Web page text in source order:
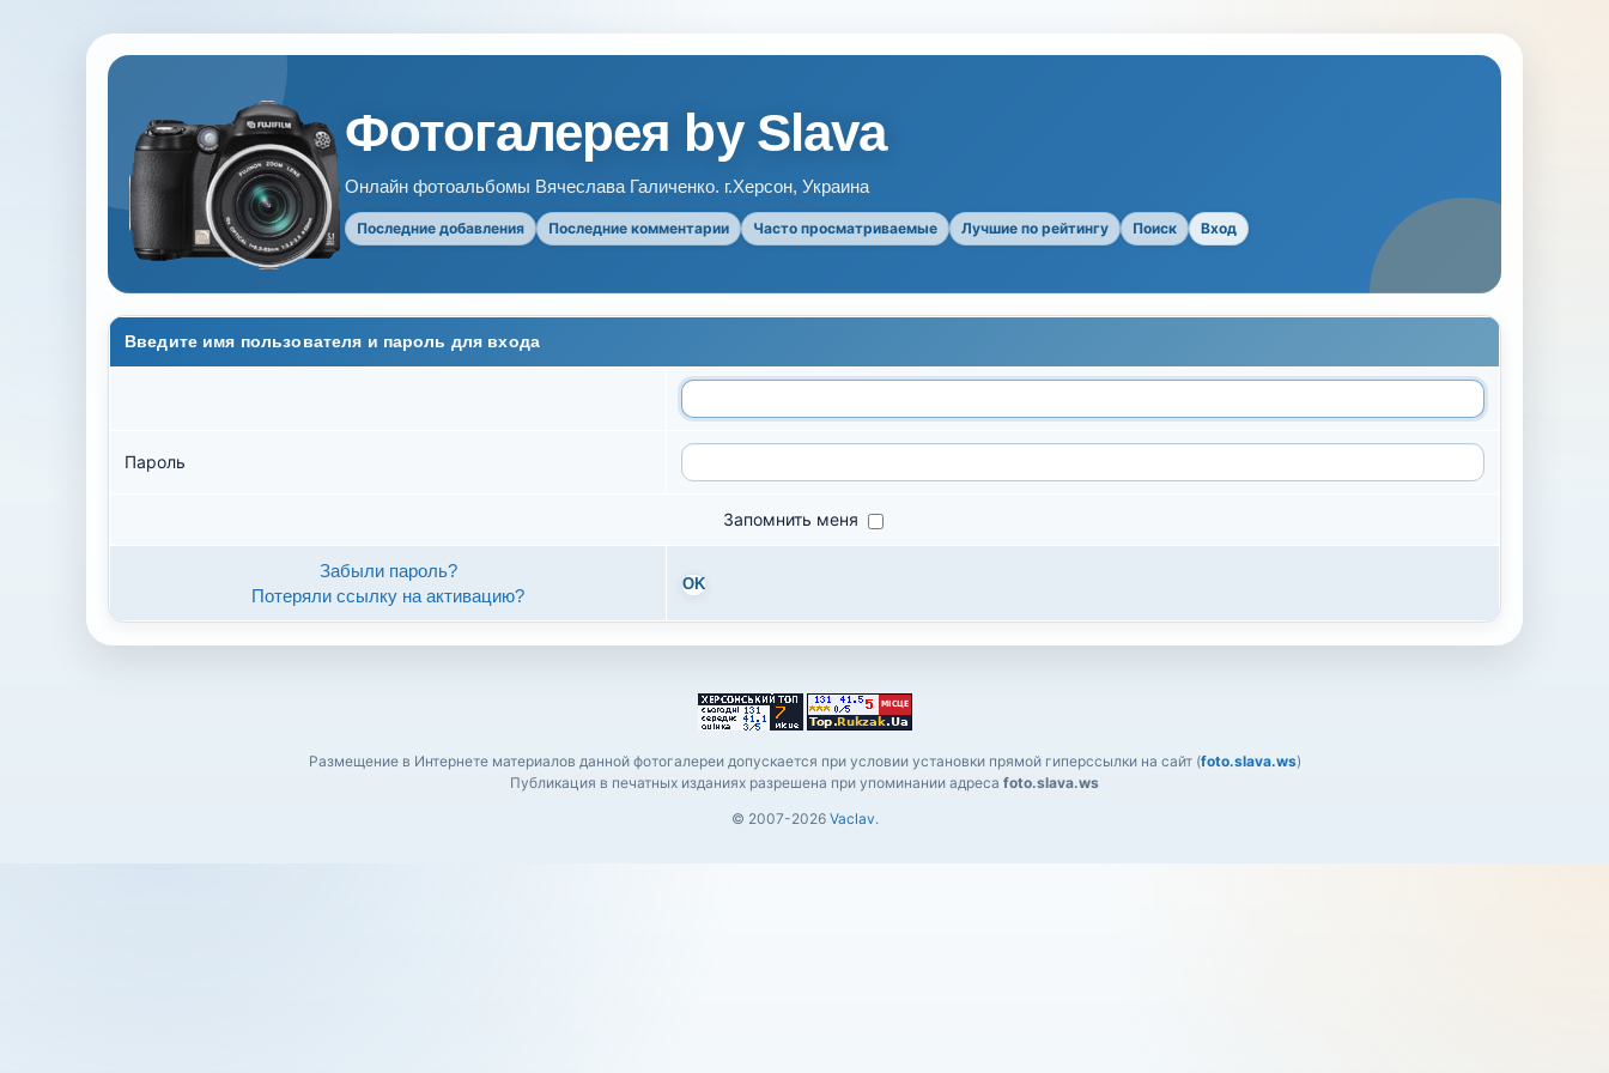
Фотогалерея by Slava
Онлайн фотоальбомы Вячеслава Галиченко. г.Херсон, Украина
Последние добавления Последние комментарии Часто просматриваемые Лучшие по рейтингу Поиск Вход
Введите имя пользователя и пароль для входа
Пароль
Запомнить меня
Забыли пароль?
Потеряли ссылку на активацию?
OK
Размещение в Интернете материалов данной фотогалереи допускается при условии установки прямой гиперссылки на сайт (foto.slava.ws)
Публикация в печатных изданиях разрешена при упоминании адреса foto.slava.ws
© 2007-2026 Vaclav.